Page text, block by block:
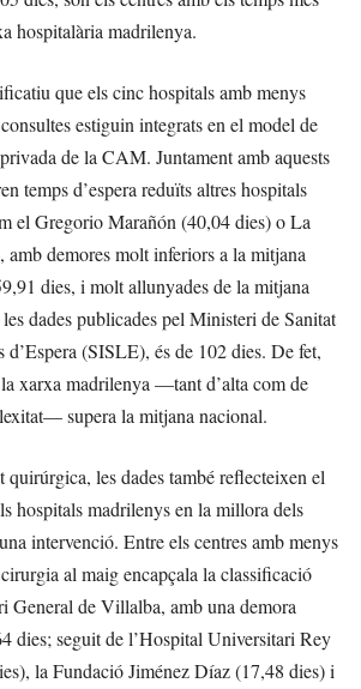
hospitalària madrilenya.
que els cinc hospitals amb menys
estiguin integrats en el model de
de la CAM. Juntament amb aquests
temps d’espera reduïts altres hospitals
el Gregorio Marañón (40,04 dies) o La
amb demores molt inferiors a la mitjana
dies, i molt allunyades de la mitjana
dades publicades pel Ministeri de Sanitat
d’Espera (SISLE), és de 102 dies. De fet,
xarxa madrilenya —tant d’alta com de
supera la mitjana nacional.
quirúrgica, les dades també reflecteixen el
hospitals madrilenys en la millora dels
intervenció. Entre els centres amb menys
al maig encapçala la classificació
General de Villalba, amb una demora
dies; seguit de l’Hospital Universitari Rey
la Fundació Jiménez Díaz (17,48 dies) i